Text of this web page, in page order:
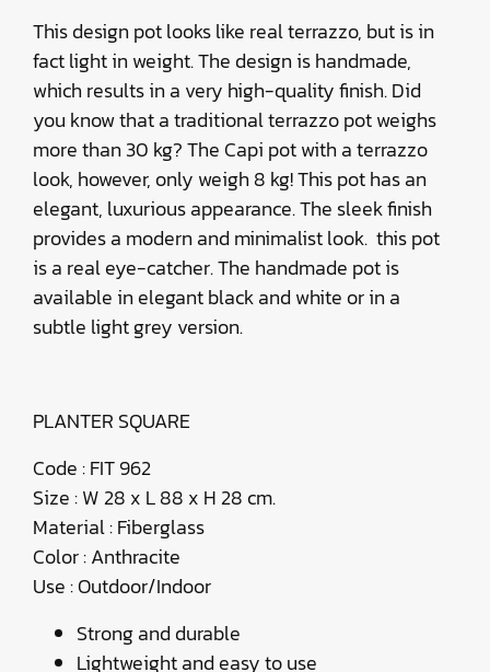
This design pot looks like real terrazzo, but is in
fact light in weight. The design is handmade,
which results in a very high-quality finish. Did
you know that a traditional terrazzo pot weighs
more than 30 kg? The Capi pot with a terrazzo
look, however, only weigh 8 kg! This pot has an
elegant, luxurious appearance. The sleek finish
provides a modern and minimalist look. this pot
is a real eye-catcher. The handmade pot is
available in elegant black and white or in a
subtle light grey version.
PLANTER SQUARE
Code : FIT 962
Size : W 28 x L 88 x H 28 cm.
Material : Fiberglass
Color : Anthracite
Use : Outdoor/Indoor
Strong and durable
Lightweight and easy to use